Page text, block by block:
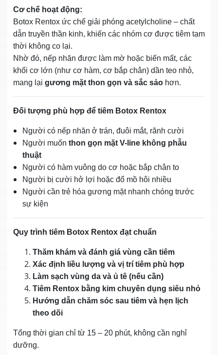
Cơ chế hoạt động:
Botox Rentox ức chế giải phóng acetylcholine – chất
dẫn truyền thần kinh, khiến các nhóm cơ được tiêm tạm
thời không co lại.
Nhờ đó, nếp nhăn được làm mờ hoặc biến mất, các
khối cơ lớn (như cơ hàm, cơ bắp chân) dần teo nhỏ,
mang lại gương mặt thon gọn và sắc sảo hơn.
Đối tượng phù hợp để tiêm Botox Rentox
Người có nếp nhăn ở trán, đuôi mắt, rãnh cười
Người muốn thon gọn mặt V-line không phẫu
thuật
Người có hàm vuông do cơ hoặc bắp chân to
Người bị cười hở lợi hoặc đổ mồ hôi nhiều
Người cần trẻ hóa gương mặt nhanh chóng trước
sự kiện
Quy trình tiêm Botox Rentox đạt chuẩn
Thăm khám và đánh giá vùng cần tiêm
Xác định liều lượng và vị trí tiêm phù hợp
Làm sạch vùng da và ủ tê (nếu cần)
Tiêm Rentox bằng kim chuyên dụng siêu nhỏ
Hướng dẫn chăm sóc sau tiêm và hẹn lịch
theo dõi
Tổng thời gian chỉ từ 15 – 20 phút, không cần nghỉ
dưỡng.